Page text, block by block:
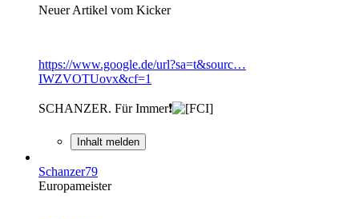
Neuer Artikel vom Kicker
https://www.google.de/url?sa=t&sourc…
IWZVOTUovx&cf=1
SCHANZER. Für Immer❗
Inhalt melden
Schanzer79
Europameister